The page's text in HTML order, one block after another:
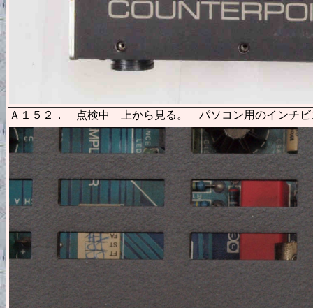
Ａ１５２． 点検中 上から見る。 パソコン用のインチビ